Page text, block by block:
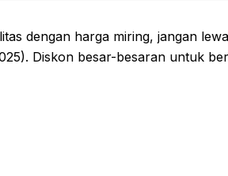
dengan harga miring, jangan
Diskon besar-besaran untuk